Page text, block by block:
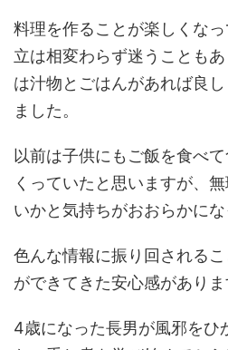
料理を作ることが楽しくな
立は相変わらず迷うことも
は汁物とごはんがあれば良
ました。
以前は子供にもご飯を食べ
くっていたと思いますが、
いかと気持ちがおおらかにな
色んな情報に振り回される
ができてきた安心感がありま
4歳になった長男が風邪をひ